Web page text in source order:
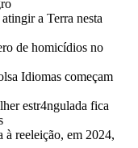
a Terra nesta
de homicídios no
Idiomas começam
estr4ngulada fica
à reeleição, em 2024,